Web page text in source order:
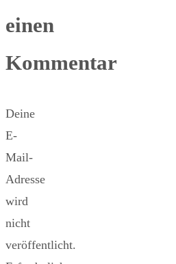
einen
Kommentar
Deine
E-
Mail-
Adresse
wird
nicht
veröffentlicht.